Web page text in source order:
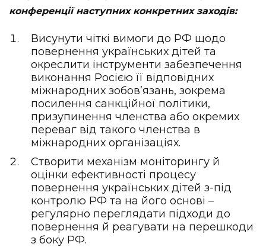
конференції наступних конкретних заходів:
Висунути чіткі вимоги до РФ щодо
повернення українських дітей та
окреслити інструменти забезпечення
виконання Росією її відповідних
міжнародних зобов’язань, зокрема
посилення санкційної політики,
призупинення членства або окремих
переваг від такого членства в
міжнародних організаціях.
Створити механізм моніторингу й
оцінки ефективності процесу
повернення українських дітей з-під
контролю РФ та на його основі –
регулярно переглядати підходи до
повернення й реагувати на перешкоди
з боку РФ.